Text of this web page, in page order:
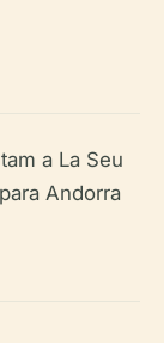
a La Seu
Andorra